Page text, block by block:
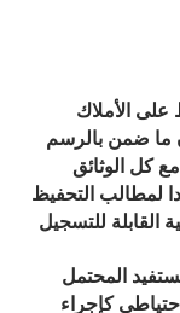
الأملاك
ما ضمن بالرسم
كل الوثائق
لمطالب التحفيظ
القابلة للتسجيل
المحتمل
كإجراء